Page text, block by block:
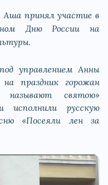
Аша принял участие в
Дню России на
управлением Анны
на праздник горожан
называют святою»
исполнили русскую
«Посеяли лен за